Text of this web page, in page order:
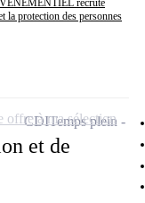
recrute
la protection des personnes
et de
CDITemps plein
offre à ma sélection